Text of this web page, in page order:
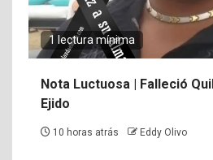
1 lectura mínima
Nota Luctuosa | Falleció
Ejido
10 horas atrás Eddy Olivo